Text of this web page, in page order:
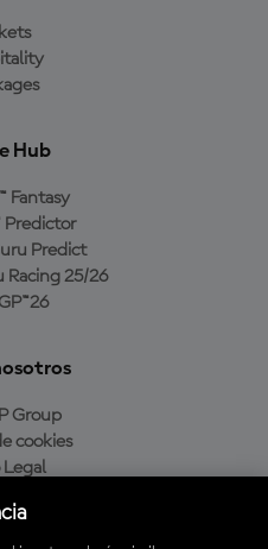
Hub
Fantasy
Predictor
Predict
Racing 25/26
Group
cookies
Legal
compra